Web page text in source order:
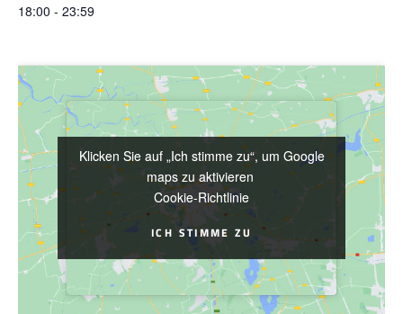
18:00 - 23:59
Klicken Sie auf „Ich stimme zu“, um Google
maps zu aktivieren
Cookie-Richtlinie
ICH STIMME ZU
Klicken Sie auf „Ich stimme zu“, um Google
maps zu aktivieren
Cookie-Richtlinie
ICH STIMME ZU